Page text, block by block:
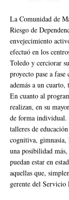
La Comunidad de
Riesgo de
envejecimiento
efectuó en los
Toledo y cerciorar
proyecto pase a
además a un
En cuanto al
realizan, en su
de forma individual.
talleres de
cognitiva, gimnasia,
una posibilidad más,
puedan estar en
aquellas que,
gerente del Servicio